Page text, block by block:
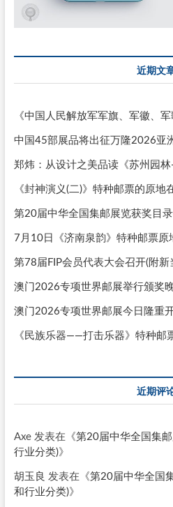
近期文
《中国人民解放军军旗、军徽、
中国45部展品将出征万隆2026亚
郑炜：从设计之美品读《苏州园
《封神演义(二)》特种邮票的原地
第20届中华全国集邮展览获奖目
7月10日《济南泉韵》特种邮票原
第78届FIP会员代表大会召开(附
澳门2026专项世界邮展举行颁奖
澳门2026专项世界邮展今日隆重
《民族乐器——打击乐器》特种邮
近期评
Axe发表在《第20届中华全国集
行业分类)》
胡玉良 发表在《第20届中华全国
和行业分类)》